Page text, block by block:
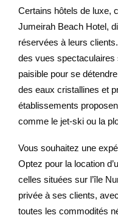
Certains hôtels de luxe,
Jumeirah Beach Hotel,
réservées à leurs
des vues
paisible pour se
des eaux cristallines et
établissements
comme le jet-ski ou la
Vous souhaitez une
Optez pour la location
celles situées sur l’île
privée à ses clients,
toutes les commodités